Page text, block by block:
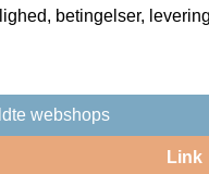
betingelser,
webshops
Link